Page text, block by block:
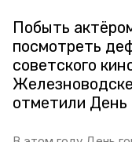
Побыть
посмотреть
советского
Железноводске
отметили День